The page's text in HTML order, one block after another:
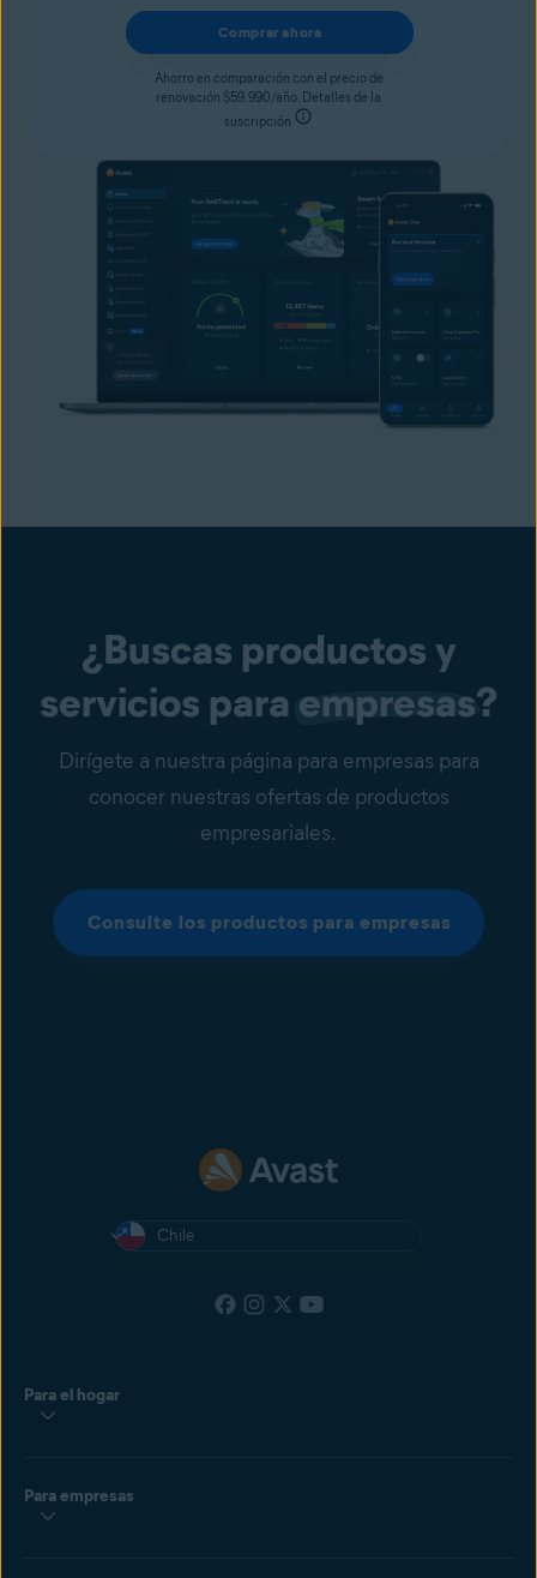
Comprar ahora
Ahorro en comparación con el precio de
renovación $59.990/año. Detalles de la
suscripción
¿Buscas productos y
servicios para empresas?
Dirígete a nuestra página para empresas para
conocer nuestras ofertas de productos
empresariales.
Consulte los productos para empresas
Chile
Para el hogar
Para empresas